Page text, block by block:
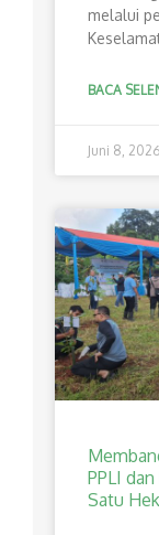
melalui
BACA
Juni 8, 2026
PPLI
Satu